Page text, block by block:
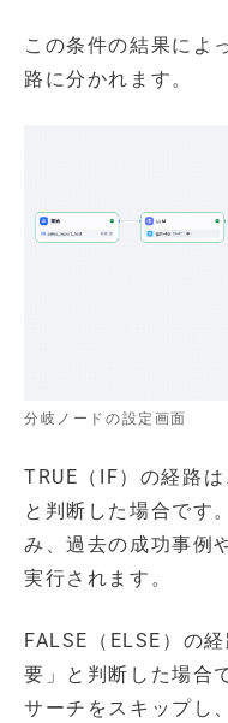
この条件の結果によ
路に分かれます。
分岐ノードの設定画面
TRUE（IF）の経路
と判断した場合です
み、過去の成功事例
実行されます。
FALSE（ELSE）の
要」と判断した場合
サーチをスキップし